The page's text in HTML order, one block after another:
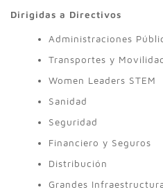
Dirigidas a Directivos
Administraciones
Transportes y
Women Leaders STEM
Sanidad
Seguridad
Financiero y Seguros
Distribución
Grandes